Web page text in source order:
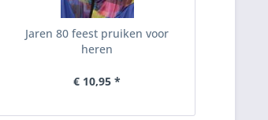
Jaren 80 feest pruiken voor
heren
€ 10,95 *